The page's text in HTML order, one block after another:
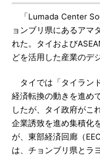
「Lumada Center
ョンブリ県にあるアマ
れた。タイおよび
どを活用した産業のデ
タイでは「タイラン
経済転換の動きを進め
したが、タイ政府がこ
企業誘致を進め集積化
が、東部経済回廊（
は、チョンブリ県とラ